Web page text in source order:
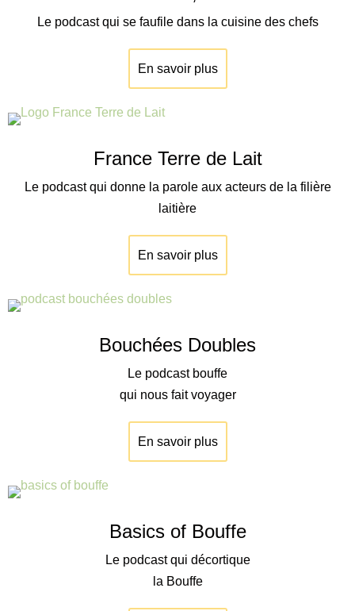
Le podcast qui se faufile dans la cuisine des chefs
En savoir plus
France Terre de Lait
Le podcast qui donne la parole aux acteurs de la filière
laitière
En savoir plus
Bouchées Doubles
Le podcast bouffe
qui nous fait voyager
En savoir plus
Basics of Bouffe
Le podcast qui décortique
la Bouffe